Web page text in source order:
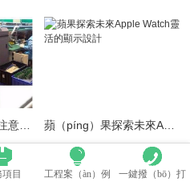
蘋（píng）果探索未來Apple Watch靈活的顯示設計
目 工程案（àn）例 一鍵撥（bō）打